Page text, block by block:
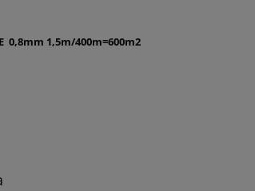
0,8mm 1,5m/400m=600m2